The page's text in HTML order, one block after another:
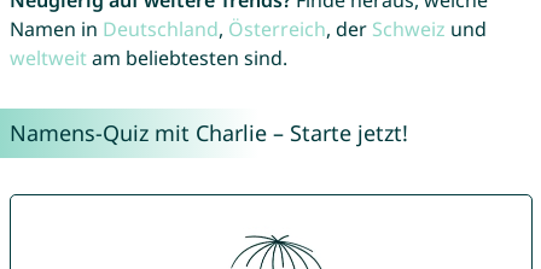
Namen in Deutschland, Österreich, der Schweiz und
weltweitam beliebtesten sind.
Namens-Quiz mit Charlie – Starte jetzt!